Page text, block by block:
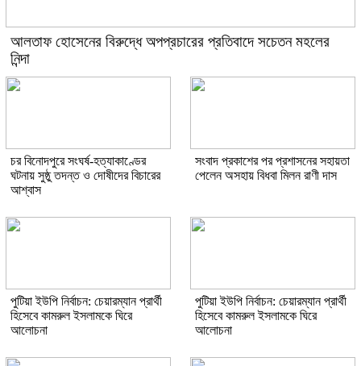
আলতাফ হোসেনের বিরুদ্ধে অপপ্রচারের প্রতিবাদে সচেতন মহলের
নিন্দা
চর বিনোদপুরে সংঘর্ষ-হত্যাকাণ্ডের
ঘটনায় সুষ্ঠু তদন্ত ও দোষীদের বিচারের
আশ্বাস
সংবাদ প্রকাশের পর প্রশাসনের সহায়তা
পেলেন অসহায় বিধবা মিলন রাণী দাস
পুটিয়া ইউপি নির্বাচন: চেয়ারম্যান প্রার্থী
হিসেবে কামরুল ইসলামকে ঘিরে
আলোচনা
পুটিয়া ইউপি নির্বাচন: চেয়ারম্যান প্রার্থী
হিসেবে কামরুল ইসলামকে ঘিরে
আলোচনা